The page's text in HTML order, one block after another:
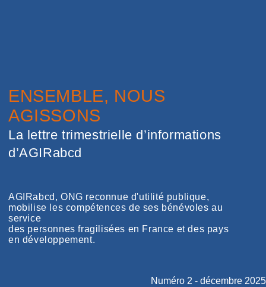
ENSEMBLE, NOUS
AGISSONS
La lettre trimestrielle d’informations
d’AGIRabcd
AGIRabcd, ONG reconnue d'utilité publique,
mobilise les compétences de ses bénévoles au
service
des personnes fragilisées en France et des pays
en développement.
Numéro 2 - décembre 2025